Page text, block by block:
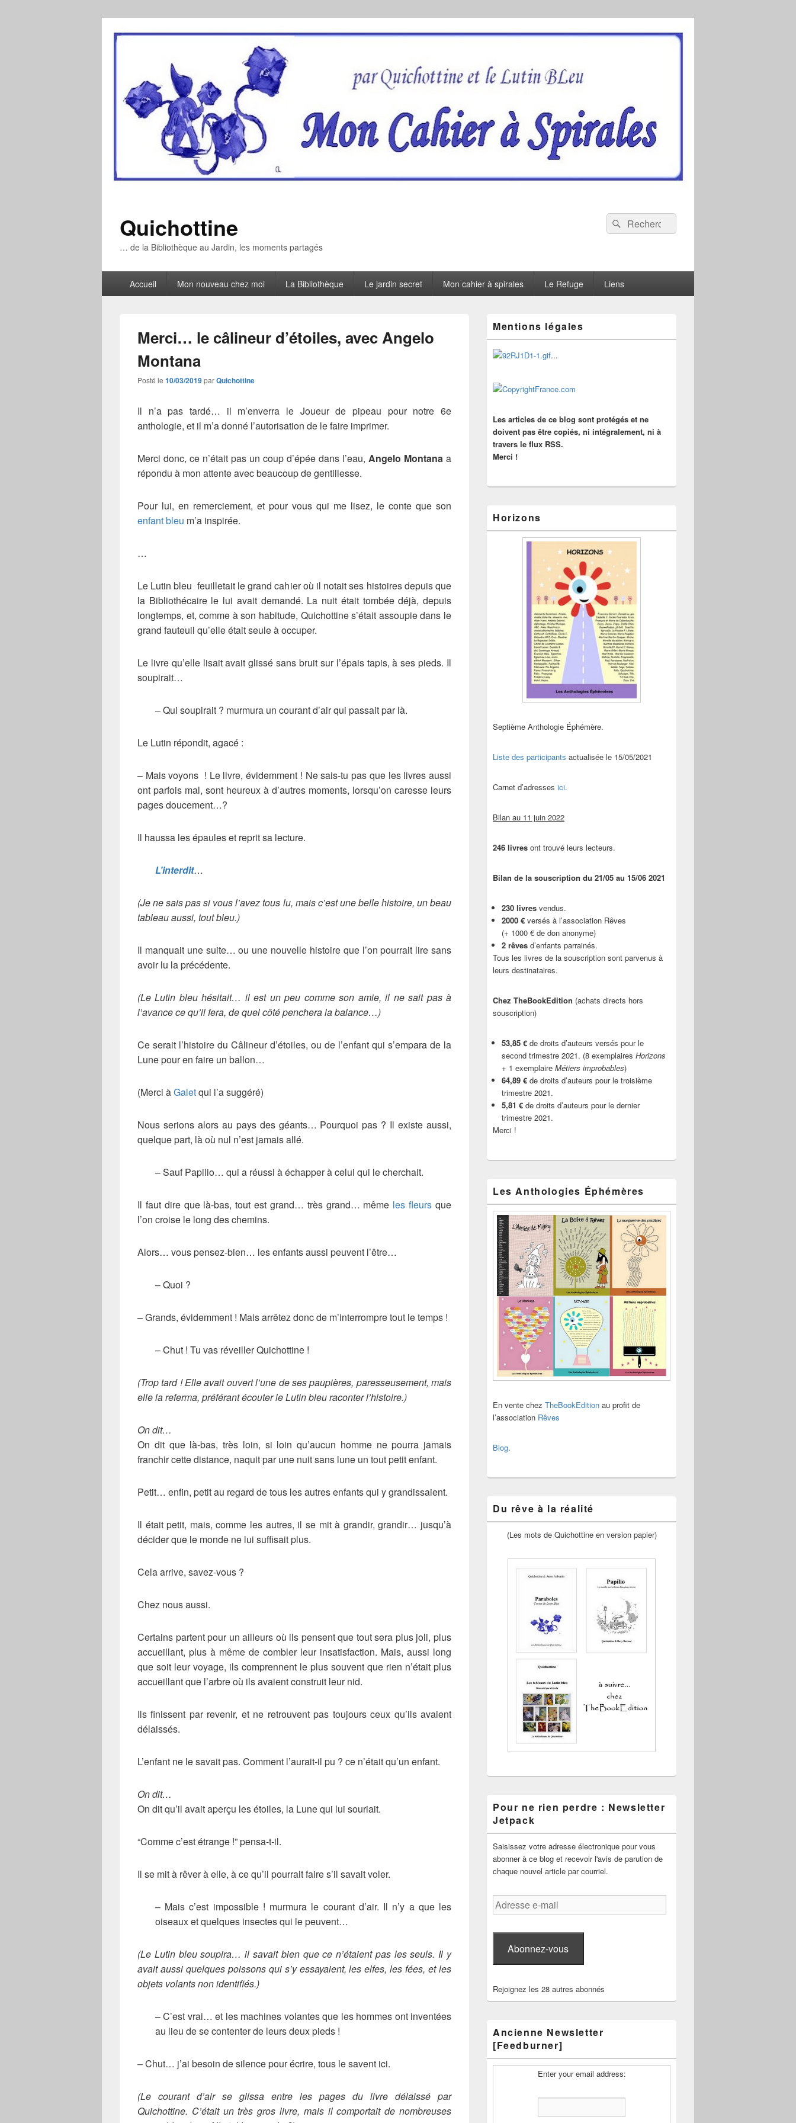
Quichottine
… de la Bibliothèque au Jardin, les moments partagés
Recherche :
Rechercher
principalAccueil Mon nouveau chez moi La Bibliothèque Le jardin secret Mon cahier à spirales Le Refuge Liens
Merci… le câlineur d’étoiles, avec Angelo
Montana
Posté le 10/03/2019parQuichottine
Il n’a pas tardé… il m’enverra le Joueur de pipeau pour notre 6e
anthologie, et il m’a donné l’autorisation de le faire imprimer.
Merci donc, ce n’était pas un coup d’épée dans l’eau, Angelo Montana a
répondu à mon attente avec beaucoup de gentillesse.
Pour lui, en remerciement, et pour vous qui me lisez, le conte que son
enfant bleu m’a inspirée.
…
Le Lutin bleu feuilletait le grand cahier où il notait ses histoires depuis que
la Bibliothécaire le lui avait demandé. La nuit était tombée déjà, depuis
longtemps, et, comme à son habitude, Quichottine s’était assoupie dans le
grand fauteuil qu’elle était seule à occuper.
Le livre qu’elle lisait avait glissé sans bruit sur l’épais tapis, à ses pieds. Il
soupirait…
– Qui soupirait ? murmura un courant d’air qui passait par là.
Le Lutin répondit, agacé :
– Mais voyons ! Le livre, évidemment ! Ne sais-tu pas que les livres aussi
ont parfois mal, sont heureux à d’autres moments, lorsqu’on caresse leurs
pages doucement…?
Il haussa les épaules et reprit sa lecture.
L’interdit…
(Je ne sais pas si vous l’avez tous lu, mais c’est une belle histoire, un beau
tableau aussi, tout bleu.)
Il manquait une suite… ou une nouvelle histoire que l’on pourrait lire sans
avoir lu la précédente.
(Le Lutin bleu hésitait… il est un peu comme son amie, il ne sait pas à
l’avance ce qu’il fera, de quel côté penchera la balance…)
Ce serait l’histoire du Câlineur d’étoiles, ou de l’enfant qui s’empara de la
Lune pour en faire un ballon…
(Merci àGaletqui l’a suggéré)
Nous serions alors au pays des géants… Pourquoi pas ? Il existe aussi,
quelque part, là où nul n’est jamais allé.
– Sauf Papilio… qui a réussi à échapper à celui qui le cherchait.
Il faut dire que là-bas, tout est grand… très grand… même les fleurs que
l’on croise le long des chemins.
Alors… vous pensez-bien… les enfants aussi peuvent l’être…
– Quoi ?
– Grands, évidemment ! Mais arrêtez donc de m’interrompre tout le temps !
– Chut ! Tu vas réveiller Quichottine !
(Trop tard ! Elle avait ouvert l’une de ses paupières, paresseusement, mais
elle la referma, préférant écouter le Lutin bleu raconter l’histoire.)
On dit…
On dit que là-bas, très loin, si loin qu’aucun homme ne pourra jamais
franchir cette distance, naquit par une nuit sans lune un tout petit enfant.
Petit… enfin, petit au regard de tous les autres enfants qui y grandissaient.
Il était petit, mais, comme les autres, il se mit à grandir, grandir… jusqu’à
décider que le monde ne lui suffisait plus.
Cela arrive, savez-vous ?
Chez nous aussi.
Certains partent pour un ailleurs où ils pensent que tout sera plus joli, plus
accueillant, plus à même de combler leur insatisfaction. Mais, aussi long
que soit leur voyage, ils comprennent le plus souvent que rien n’était plus
accueillant que l’arbre où ils avaient construit leur nid.
Ils finissent par revenir, et ne retrouvent pas toujours ceux qu’ils avaient
délaissés.
L’enfant ne le savait pas. Comment l’aurait-il pu ? ce n’était qu’un enfant.
On dit…
On dit qu’il avait aperçu les étoiles, la Lune qui lui souriait.
“Comme c’est étrange !” pensa-t-il.
Il se mit à rêver à elle, à ce qu’il pourrait faire s’il savait voler.
– Mais c’est impossible ! murmura le courant d’air. Il n’y a que les
oiseaux et quelques insectes qui le peuvent…
(Le Lutin bleu soupira… il savait bien que ce n’étaient pas les seuls. Il y
avait aussi quelques poissons qui s’y essayaient, les elfes, les fées, et les
objets volants non identifiés.)
– C’est vrai… et les machines volantes que les hommes ont inventées
au lieu de se contenter de leurs deux pieds !
– Chut… j’ai besoin de silence pour écrire, tous le savent ici.
(Le courant d’air se glissa entre les pages du livre délaissé par
Quichottine. C’était un très gros livre, mais il comportait de nombreuses
principale
de
widget
pour
barre
latérale
Mentions légales
...
Les articles de ce blog sont protégés et ne
doivent pas être copiés, ni intégralement, ni à
travers le flux RSS.
Merci !
Horizons
Septième Anthologie Éphémère.
Liste des participants actualisée le 15/05/2021
Carnet d’adresses ici.
Bilan au 11 juin 2022
246 livres ont trouvé leurs lecteurs.
Bilan de la souscription du 21/05 au 15/06 2021
230 livres vendus.
2000 € versés à l’association Rêves
(+ 1000 € de don anonyme)
2 rêves d’enfants parrainés.
Tous les livres de la souscription sont parvenus à
leurs destinataires.
Chez TheBookEdition (achats directs hors
souscription)
53,85 € de droits d’auteurs versés pour le
second trimestre 2021. (8 exemplaires Horizons
+ 1 exemplaire Métiers improbables)
64,89 € de droits d’auteurs pour le troisième
trimestre 2021.
5,81 € de droits d’auteurs pour le dernier
trimestre 2021.
Merci !
Les Anthologies Éphémères
En vente chez TheBookEdition au profit de
l’association Rêves
Blog.
Du rêve à la réalité
(Les mots de Quichottine en version papier)
Pour ne rien perdre : Newsletter
Jetpack
Saisissez votre adresse électronique pour vous
abonner à ce blog et recevoir l'avis de parution de
chaque nouvel article par courriel.
Adresse
e-
Abonnez-vous
Rejoignez les 28 autres abonnés
Ancienne Newsletter
[Feedburner]
Enter your email address: